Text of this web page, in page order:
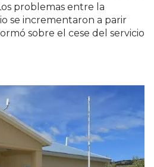
problemas entre la
se incrementaron a parir
sobre el cese del servicio